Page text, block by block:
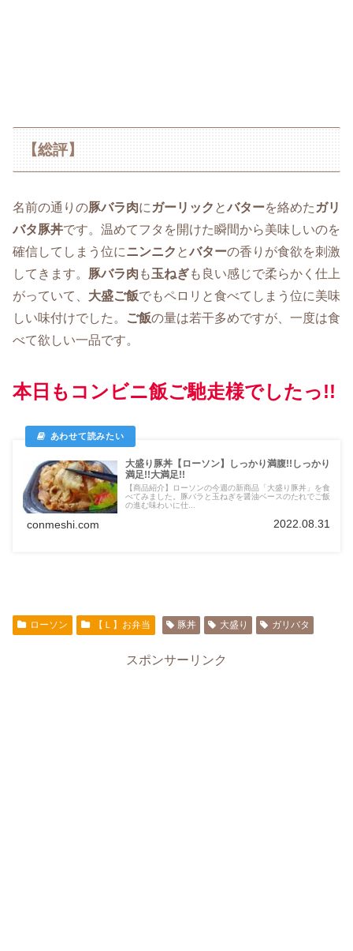
【総評】
名前の通りの豚バラ肉にガーリック とバターを絡めたガリ
バタ豚丼です。温めてフタを開けた瞬間から美味しいのを
確信してしまう位にニンニク とバターの香りが食欲を刺激
してきます。 豚バラ肉 も玉ねぎも良い感じで柔らかく仕上
がっていて、 大盛ご飯でもペロリと食べてしまう位に美味
しい味付けでした。
ご飯の量は若干多めですが、一度は食
べて欲しい一品です。
本日もコンビニ飯ご馳走様でしたっ!!
大盛り豚丼【ローソン】しっかり満腹!!しっかり
満足!!大満足!!
【商品紹介】ローソンの今週の新商品「大盛り豚丼」を食
べてみました。豚バラと玉ねぎを醤油ベースのたれでご飯
の進む味わいに仕...
conmeshi.com 2022.08.31
ローソン 【Ｌ】お弁当 豚丼 大盛り ガリバタ
スポンサーリンク